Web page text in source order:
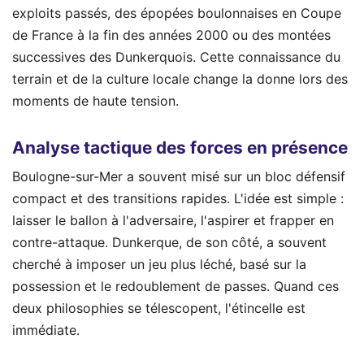
exploits passés, des épopées boulonnaises en Coupe
de France à la fin des années 2000 ou des montées
successives des Dunkerquois. Cette connaissance du
terrain et de la culture locale change la donne lors des
moments de haute tension.
Analyse tactique des forces en présence
Boulogne-sur-Mer a souvent misé sur un bloc défensif
compact et des transitions rapides. L'idée est simple :
laisser le ballon à l'adversaire, l'aspirer et frapper en
contre-attaque. Dunkerque, de son côté, a souvent
cherché à imposer un jeu plus léché, basé sur la
possession et le redoublement de passes. Quand ces
deux philosophies se télescopent, l'étincelle est
immédiate.